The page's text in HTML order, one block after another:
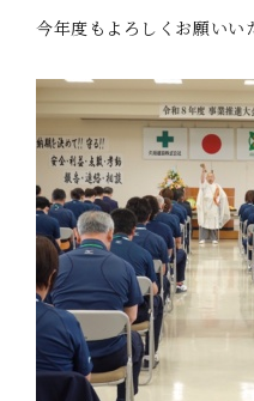
今年度もよろしくお願いい